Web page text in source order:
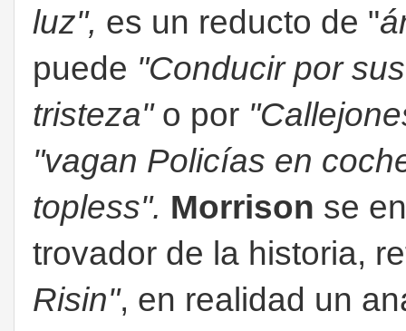
luz", es un reducto de "
puede "Conducir por
tristeza" o por
"vagan Policías en
topless". Morrison se
trovador de la historia,
Risin", en realidad un